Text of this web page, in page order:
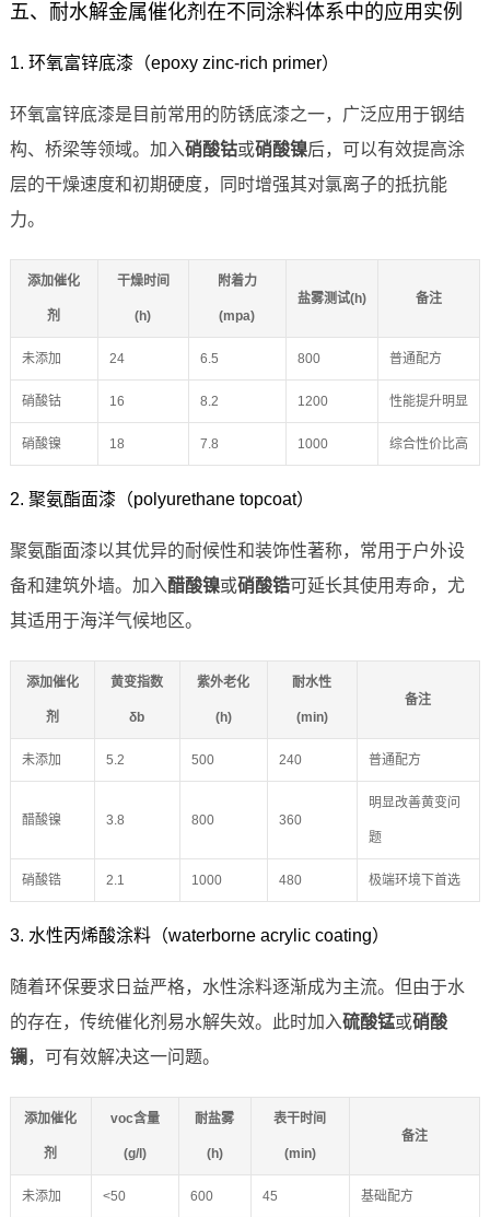
五、耐水解金属催化剂在不同涂料体系中的应用实例
1. 环氧富锌底漆（epoxy zinc-rich primer）
环氧富锌底漆是目前常用的防锈底漆之一，广泛应用于钢结
构、桥梁等领域。加入硝酸钴或硝酸镍后，可以有效提高涂
层的干燥速度和初期硬度，同时增强其对氯离子的抵抗能
力。
添加催化
剂
干燥时间
(h)
附着力
(mpa)
盐雾测试(h) 备注
未添加 24 6.5 800 普通配方
硝酸钴 16 8.2 1200 性能提升明显
硝酸镍 18 7.8 1000 综合性价比高
2. 聚氨酯面漆（polyurethane topcoat）
聚氨酯面漆以其优异的耐候性和装饰性著称，常用于户外设
备和建筑外墙。加入醋酸镍或硝酸锆可延长其使用寿命，尤
其适用于海洋气候地区。
添加催化
剂
黄变指数
δb
紫外老化
(h)
耐水性
(min)
备注
未添加 5.2 500 240 普通配方
醋酸镍 3.8 800 360
明显改善黄变问
题
硝酸锆 2.1 1000 480 极端环境下首选
3. 水性丙烯酸涂料（waterborne acrylic coating）
随着环保要求日益严格，水性涂料逐渐成为主流。但由于水
的存在，传统催化剂易水解失效。此时加入硫酸锰或硝酸
镧 ，可有效解决这一问题。
添加催化
剂
voc含量
(g/l)
耐盐雾
(h)
表干时间
(min)
备注
未添加 <50 600 45 基础配方